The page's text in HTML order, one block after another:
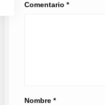
Comentario *
Nombre *